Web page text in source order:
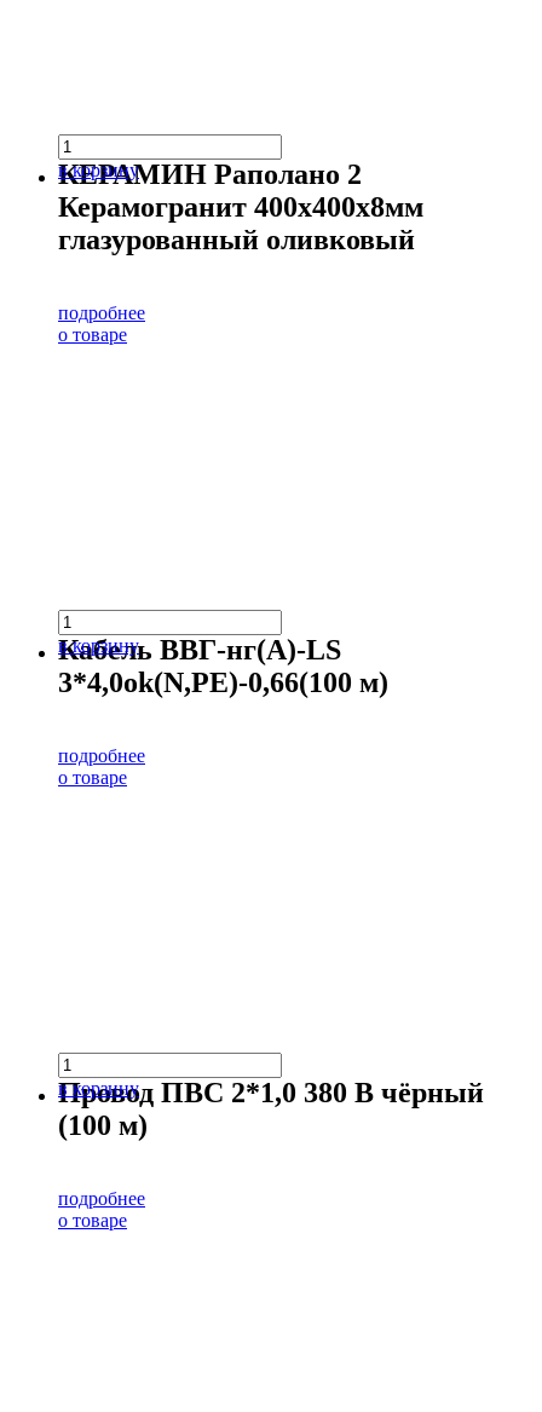
в корзину
КЕРАМИН Раполано 2
Керамогранит 400х400х8мм
глазурованный оливковый
подробнее
о товаре
в корзину
Кабель ВВГ-нг(А)-LS
3*4,0ok(N,PE)-0,66(100 м)
подробнее
о товаре
в корзину
Провод ПВС 2*1,0 380 В чёрный
(100 м)
подробнее
о товаре